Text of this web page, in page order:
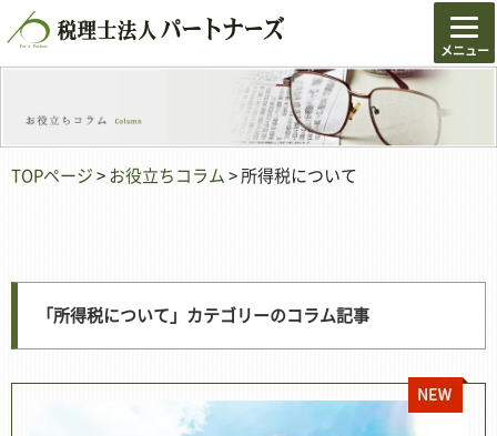
TOPページ>お役立ちコラム> 所得税について
「所得税について」カテゴリーのコラム記事